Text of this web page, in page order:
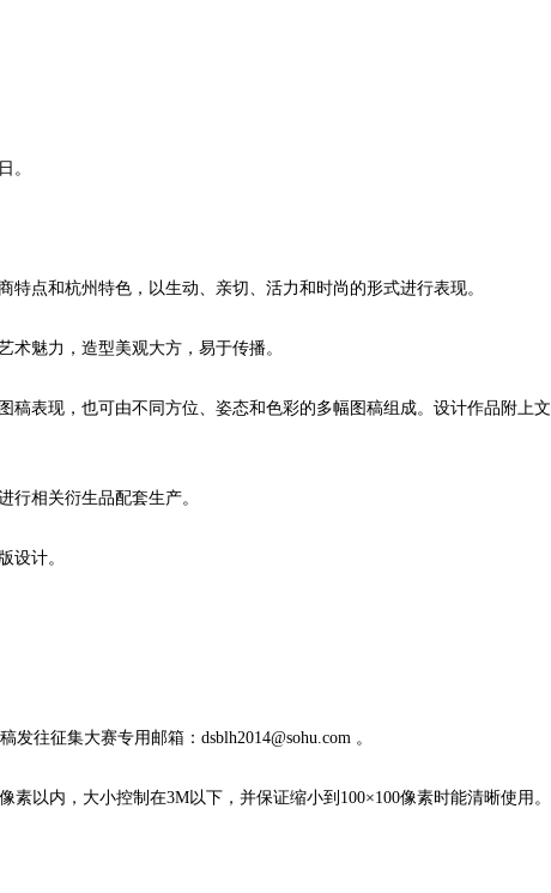
。
点和杭州特色，以生动、亲切、活力和时尚的形式进行表现。
魅力，造型美观大方，易于传播。
表现，也可由不同方位、姿态和色彩的多幅图稿组成。设计作品附上文
相关衍生品配套生产。
计。
往征集大赛专用邮箱：dsblh2014@sohu.com 。
以内，大小控制在3M以下，并保证缩小到100×100像素时能清晰使用。